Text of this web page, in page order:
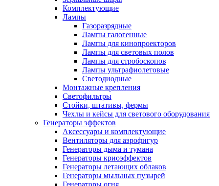
Комплектующие
Лампы
Газоразрядные
Лампы галогенные
Лампы для кинопроекторов
Лампы для световых полов
Лампы для стробоскопов
Лампы ультрафиолетовые
Светодиодные
Монтажные крепления
Светофильтры
Стойки, штативы, фермы
Чехлы и кейсы для светового оборудования
Генераторы эффектов
Аксессуары и комплектующие
Вентиляторы для аэрофигур
Генераторы дыма и тумана
Генераторы криоэффектов
Генераторы летающих облаков
Генераторы мыльных пузырей
Генераторы огня